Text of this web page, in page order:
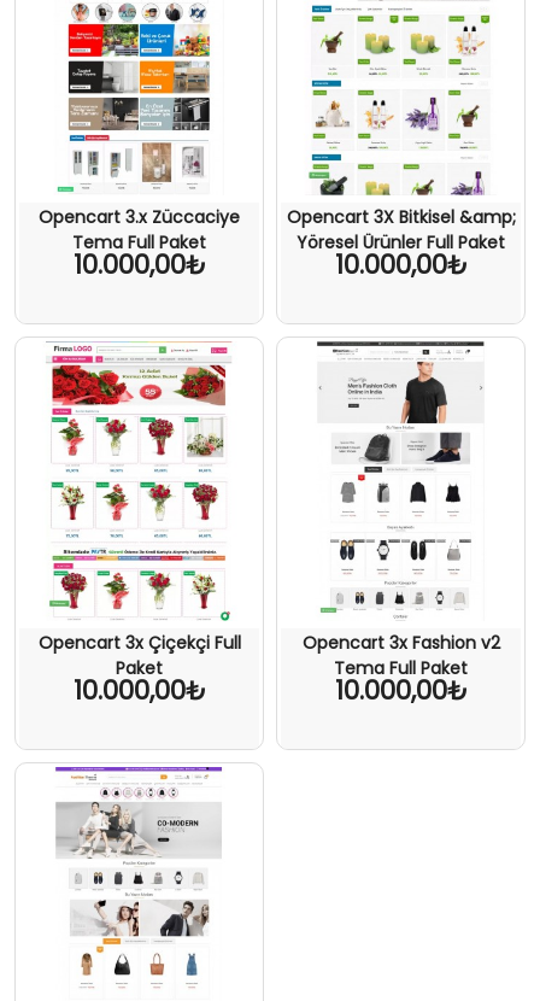
Opencart 3.x Züccaciye
Tema Full Paket
10.000,00₺
Opencart 3X Bitkisel &amp;
Yöresel Ürünler Full Paket
10.000,00₺
Opencart 3x Çiçekçi Full
Paket
10.000,00₺
Opencart 3x Fashion v2
Tema Full Paket
10.000,00₺